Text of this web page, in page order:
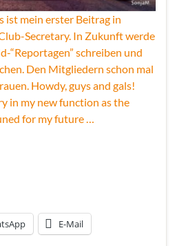
ist mein erster Beitrag in
Secretary. In Zukunft werde
“Reportagen” schreiben und
Den Mitgliedern schon mal
Howdy, guys and gals!
in my new function as the
for my future …
E-Mail